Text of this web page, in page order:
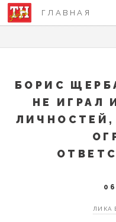
ГЛАВНАЯ
БОРИС
НЕ ИГРАЛ
ЛИКА